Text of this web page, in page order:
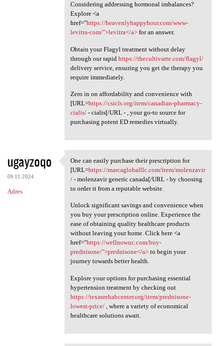
Considering addressing hormonal imbalances?
Explore <a
href="https://heavenlyhappyhour.com/www-
levitra-com/">levitra</a>for an answer.
Obtain your Flagyl treatment without delay
through our rapid https://thecultivarte.com/flagyl/
delivery service, ensuring you get the therapy you
require immediately.
Zero in on affordability and convenience with
[URL=https://csicls.org/item/canadian-pharmacy-
cialis/- cialis[/URL - , your go-to source for
purchasing potent ED remedies virtually.
ugayzoqo
09.11.2024
Adres
One can easily purchase their
One can easily purchase their prescription for
[URL=https://marcagloballlc.com/item/molenzavir
/- molenzavir generic canada[/URL - by choosing
to order it from a reputable website.
Unlock significant savings and convenience when
you buy your prescription online. Experience the
ease of obtaining quality healthcare products
without leaving your home. Click here <a
href="https://wellnowuc.com/buy-
prednisone/">prednisone</a>to begin your
journey towards better health.
Explore your options for purchasing essential
hypertension treatment by checking out
https://texasrehabcenter.org/item/prednisone-
lowest-price/, where a variety of economical
healthcare solutions await.